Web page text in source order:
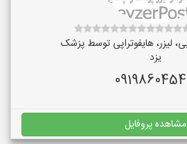
لیزر، هایفوتراپی توسط پزشک
یزد
مشاهده پروفایل